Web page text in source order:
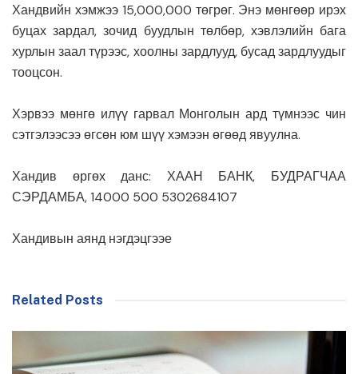
Хандвийн хэмжээ 15,000,000 төгрөг. Энэ мөнгөөр ирэх
буцах зардал, зочид буудлын төлбөр, хэвлэлийн бага
хурлын заал түрээс, хоолны зардлууд, бусад зардлуудыг
тооцсон.
Хэрвээ мөнгө илүү гарвал Монголын ард түмнээс чин
сэтгэлээсээ өгсөн юм шүү хэмээн өгөөд явуулна.
Хандив өргөх данс: ХААН БАНК, БУДРАГЧАА
СЭРДАМБА, 14000 500 5302684107
Хандивын аянд нэгдэцгээе
Related Posts